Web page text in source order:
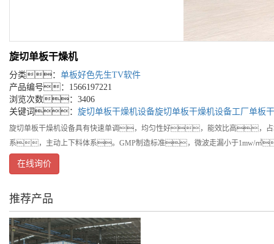
旋切单板干燥机
分类： 单板好色先生TV软件
产品编号：1566197221
浏览次数：3406
关键词： 旋切单板干燥机设备旋切单板干燥机设备工厂 单板
旋切单板干燥机设备具有快速单调，均匀性好，能效比高，
系，主动上下料体系。GMP制造标准，微波走漏小于1mw/㎡
在线询价
推荐产品